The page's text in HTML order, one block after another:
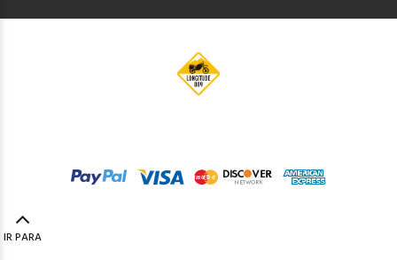
IR PARA